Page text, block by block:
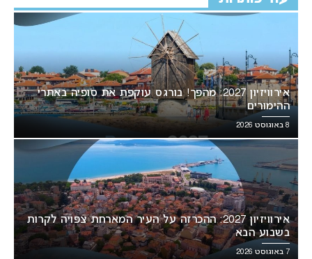
אירוויזיון 2027: מהפך! בורגס עוקפת את סופיה באתרי
ההימורים
8 באוגוסט 2026
אירוויזיון 2027: ההכרזה על העיר המארחת צפויה לקרות
בשבוע הבא
7 באוגוסט 2026